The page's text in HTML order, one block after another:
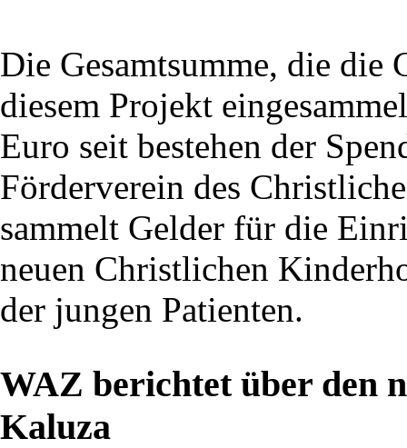
Die Gesamtsumme, die die
diesem Projekt
Euro seit bestehen der
Förderverein des
sammelt Gelder für die
neuen Christlichen
der jungen Patienten.
WAZ berichtet über den
Kaluza